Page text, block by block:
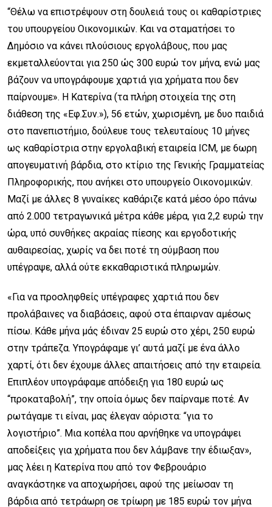
“Θέλω να επιστρέψουν στη δουλειά τους οι καθαρίστριες
του υπουργείου Οικονομικών. Και να σταματήσει το
Δημόσιο να κάνει πλούσιους εργολάβους, που μας
εκμεταλλεύονται για 250 ώς 300 ευρώ τον μήνα, ενώ μας
βάζουν να υπογράφουμε χαρτιά για χρήματα που δεν
παίρνουμε». Η Κατερίνα (τα πλήρη στοιχεία της στη
διάθεση της «Εφ.Συν.»), 56 ετών, χωρισμένη, με δυο παιδιά
στο πανεπιστήμιο, δούλευε τους τελευταίους 10 μήνες
ως καθαρίστρια στην εργολαβική εταιρεία ICM, με 6ωρη
απογευματινή βάρδια, στο κτίριο της Γενικής Γραμματείας
Πληροφορικής, που ανήκει στο υπουργείο Οικονομικών.
Μαζί με άλλες 8 γυναίκες καθάριζε κατά μέσο όρο πάνω
από 2.000 τετραγωνικά μέτρα κάθε μέρα, για 2,2 ευρώ την
ώρα, υπό συνθήκες ακραίας πίεσης και εργοδοτικής
αυθαιρεσίας, χωρίς να δει ποτέ τη σύμβαση που
υπέγραψε, αλλά ούτε εκκαθαριστικά πληρωμών.
«Για να προσληφθείς υπέγραφες χαρτιά που δεν
προλάβαινες να διαβάσεις, αφού στα έπαιρναν αμέσως
πίσω. Κάθε μήνα μάς έδιναν 25 ευρώ στο χέρι, 250 ευρώ
στην τράπεζα. Υπογράφαμε γι’ αυτά μαζί με ένα άλλο
χαρτί, ότι δεν έχουμε άλλες απαιτήσεις από την εταιρεία.
Επιπλέον υπογράφαμε απόδειξη για 180 ευρώ ως
“προκαταβολή”, την οποία όμως δεν παίρναμε ποτέ. Αν
ρωτάγαμε τι είναι, μας έλεγαν αόριστα: “για το
λογιστήριο”. Μια κοπέλα που αρνήθηκε να υπογράψει
αποδείξεις για χρήματα που δεν λάμβανε την έδιωξαν»,
μας λέει η Κατερίνα που από τον Φεβρουάριο
αναγκάστηκε να αποχωρήσει, αφού της μείωσαν τη
βάρδια από τετράωρη σε τρίωρη με 185 ευρώ τον μήνα